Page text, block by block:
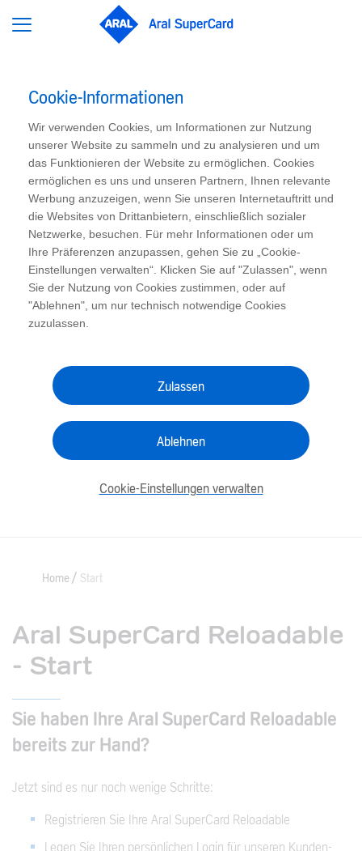
Cookie-Informationen
Wir verwenden Cookies, um Informationen zur Nutzung
unserer Website zu sammeln und zu analysieren und um
das Funktionieren der Website zu ermöglichen. Cookies
ermöglichen es uns und unseren Partnern, Ihnen relevante
Werbung anzuzeigen, wenn Sie unseren Internetauftritt und
die Websites von Drittanbietern, einschließlich sozialer
Netzwerke, besuchen. Für mehr Informationen oder um
Ihre Präferenzen anzupassen, gehen Sie zu „Cookie-
Einstellungen verwalten“. Klicken Sie auf "Zulassen", wenn
Sie der Nutzung von Cookies zustimmen, oder auf
"Ablehnen", um nur technisch notwendige Cookies
zuzulassen.
Zulassen
Ablehnen
Cookie-Einstellungen verwalten
Home Start
Aral SuperCard Reloadable
- Start
Sie haben Ihre Aral SuperCard Reloadable
bereits zur Hand?
Jetzt sind es nur noch wenige Schritte:
Registrieren Sie Ihre Aral SuperCard Reloadable
Legen Sie Ihren persönlichen Login für unseren Kunden-